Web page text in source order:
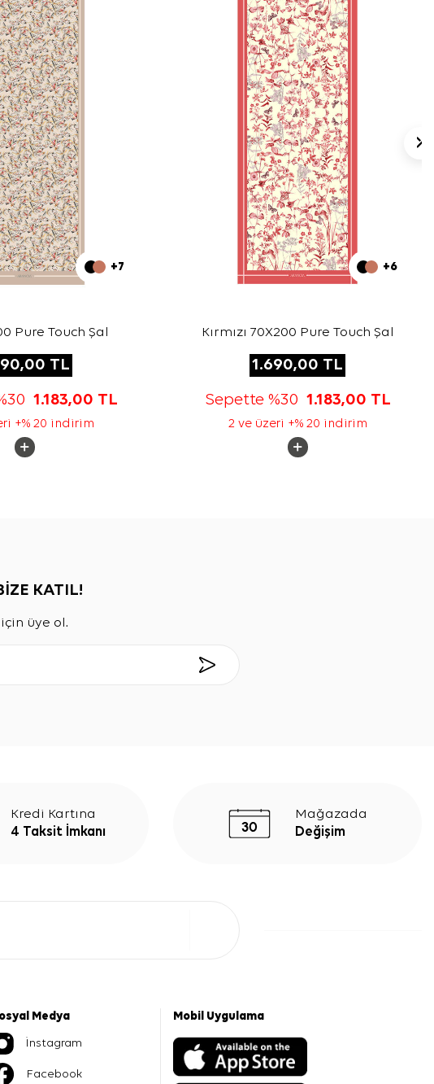
+7
Pure Touch Şal
TL
1.183,00 TL
+% 20 indirim
+6
Kırmızı 70X200 Pure Touch Şal
1.690,00 TL
Sepette %30 1.183,00 TL
2 ve üzeri +% 20 indirim
KATIL!
üye ol.
Kredi Kartına
4 Taksit İmkanı
Mağazada
Değişim
Medya
İnstagram
Facebook
Mobil Uygulama